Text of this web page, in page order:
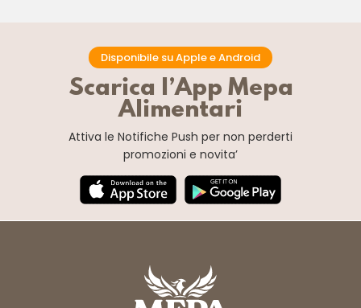
Disponibile su Apple e Android
Scarica l’App Mepa
Alimentari
Attiva le Notifiche Push per non perderti
promozioni e novita’